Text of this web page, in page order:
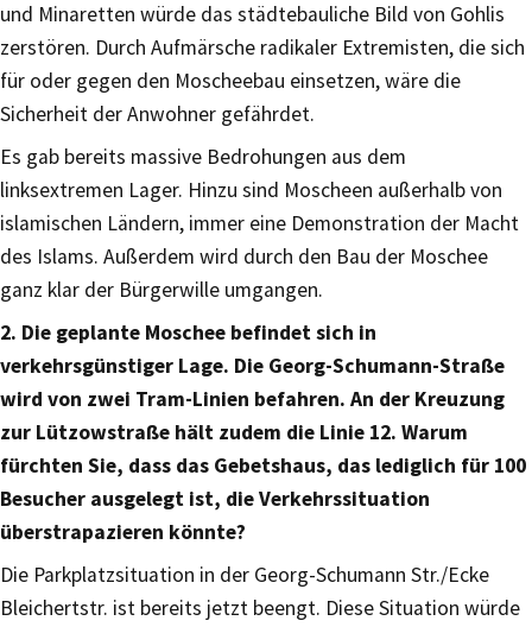
und Minaretten würde das städtebauliche Bild von Gohlis
zerstören. Durch Aufmärsche radikaler Extremisten, die sich
für oder gegen den Moscheebau einsetzen, wäre die
Sicherheit der Anwohner gefährdet.
Es gab bereits massive Bedrohungen aus dem
linksextremen Lager. Hinzu sind Moscheen außerhalb von
islamischen Ländern, immer eine Demonstration der Macht
des Islams. Außerdem wird durch den Bau der Moschee
ganz klar der Bürgerwille umgangen.
2. Die geplante Moschee befindet sich in
verkehrsgünstiger Lage. Die Georg-Schumann-Straße
wird von zwei Tram-Linien befahren. An der Kreuzung
zur Lützowstraße hält zudem die Linie 12. Warum
fürchten Sie, dass das Gebetshaus, das lediglich für 100
Besucher ausgelegt ist, die Verkehrssituation
überstrapazieren könnte?
Die Parkplatzsituation in der Georg-Schumann Str./Ecke
Bleichertstr. ist bereits jetzt beengt. Diese Situation würde